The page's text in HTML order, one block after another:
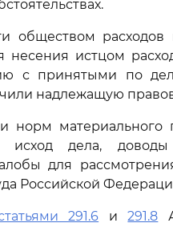
обществом расходов
истцом
с принятыми по
надлежащую
норм материального
исход дела,
для
Российской
291.6 и291.8